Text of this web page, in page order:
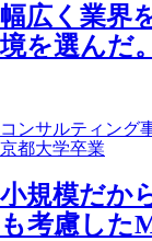
幅広く業界
境を選んだ。
コンサルティング
京都大学卒業
小規模だか
も考慮した